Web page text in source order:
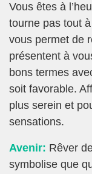
Vous êtes à
tourne pas tout
vous permet de
présentent à
bons termes
soit favorable.
plus serein et
sensations.
Avenir: Rêver
symbolise que